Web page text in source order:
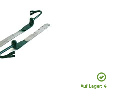
Auf Lager: 4